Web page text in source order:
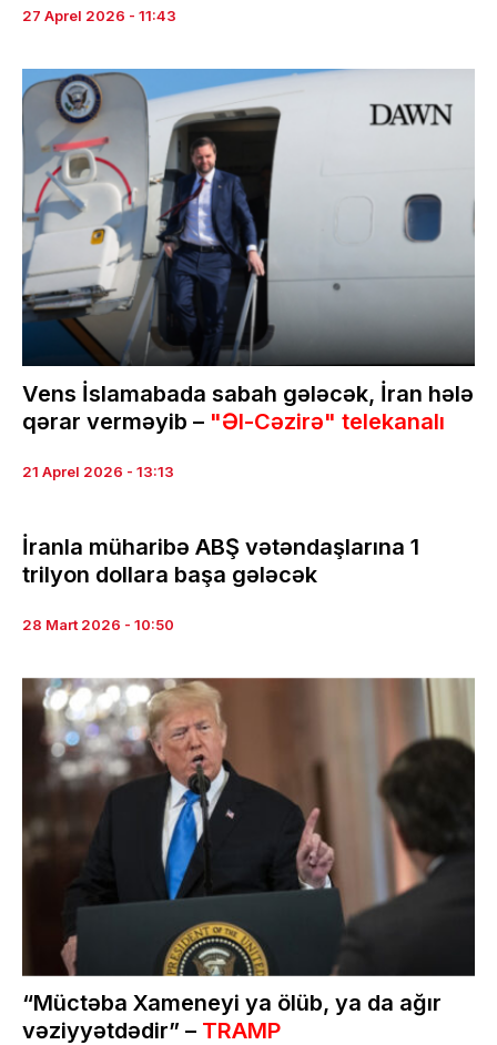
27 Aprel 2026 - 11:43
Vens İslamabada sabah gələcək, İran hələ
qərar verməyib – "Əl-Cəzirə" telekanalı
21 Aprel 2026 - 13:13
İranla müharibə ABŞ vətəndaşlarına 1
trilyon dollara başa gələcək
28 Mart 2026 - 10:50
“Müctəba Xameneyi ya ölüb, ya da ağır
vəziyyətdədir” – TRAMP